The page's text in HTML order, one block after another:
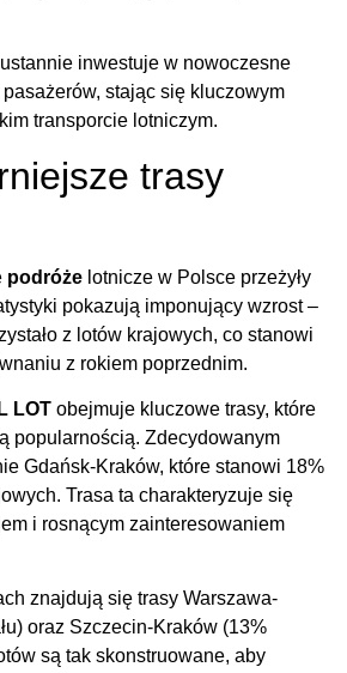
inwestuje w nowoczesne
stając się kluczowym
transporcie lotniczym.
trasy
podróże lotnicze w Polsce przeżyły
pokazują imponujący wzrost –
z lotów krajowych, co stanowi
z rokiem poprzednim.
LOT obejmuje kluczowe trasy, które
popularnością. Zdecydowanym
Gdańsk-Kraków, które stanowi 18%
Trasa ta charakteryzuje się
i rosnącym zainteresowaniem
znajdują się trasy Warszawa-
oraz Szczecin-Kraków (13%
są tak skonstruowane, aby